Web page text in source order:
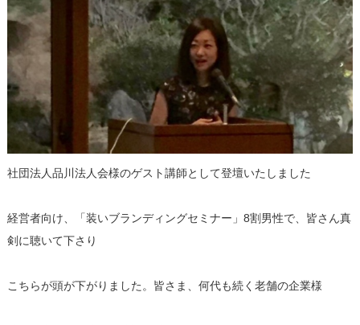
社団法人品川法人会様のゲスト講師として登壇いたしました
経営者向け、「装いブランディングセミナー」8割男性で、皆さん真
剣に聴いて下さり
こちらが頭が下がりました。皆さま、何代も続く老舗の企業様